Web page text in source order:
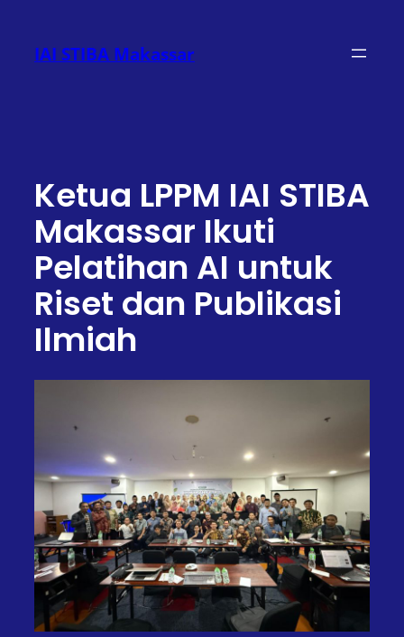
konten
IAI STIBA Makassar
Ketua LPPM IAI STIBA
Makassar Ikuti
Pelatihan AI untuk
Riset dan Publikasi
Ilmiah